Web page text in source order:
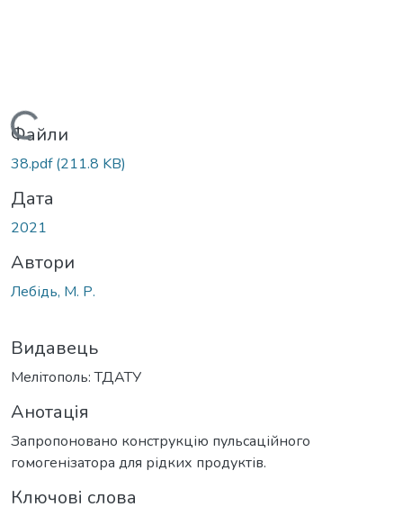
Вантажиться...
Файли
38.pdf(211.8 KB)
Дата
2021
Автори
Лебідь, М. Р.
Видавець
Мелітополь: ТДАТУ
Анотація
Запропоновано конструкцію пульсаційного
гомогенізатора для рідких продуктів.
Ключові слова